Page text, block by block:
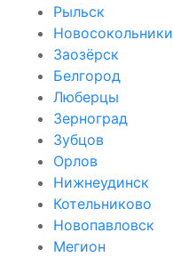
Рыльск
Новосокольники
Заозёрск
Белгород
Люберцы
Зерноград
Зубцов
Орлов
Нижнеудинск
Котельниково
Новопавловск
Мегион